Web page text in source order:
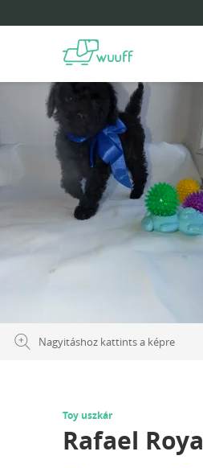
Nagyitáshoz kattints a képre
Toy uszkár
Rafael